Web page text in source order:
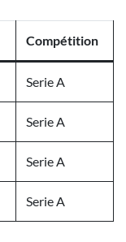
Compétition
Serie A
Serie A
Serie A
Serie A